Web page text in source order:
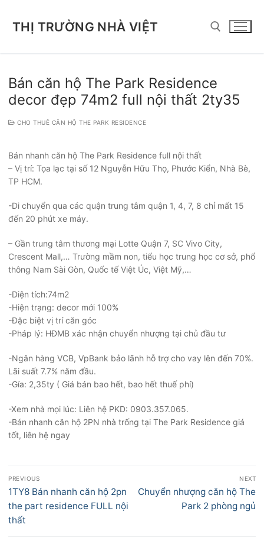
THỊ TRƯỜNG NHÀ VIỆT
Bán căn hộ The Park Residence
decor đẹp 74m2 full nội thất 2ty35
CHO THUÊ CĂN HỘ THE PARK RESIDENCE
Bán nhanh căn hộ The Park Residence full nội thất
– Vị trí: Tọa lạc tại số 12 Nguyễn Hữu Thọ, Phước Kiển, Nhà Bè,
TP HCM.
-Di chuyển qua các quận trung tâm quận 1, 4, 7, 8 chỉ mất 15
đến 20 phút xe máy.
– Gần trung tâm thương mại Lotte Quận 7, SC Vivo City,
Crescent Mall,… Trường mầm non, tiểu học trung học cơ sở, phổ
thông Nam Sài Gòn, Quốc tế Việt Úc, Việt Mỹ,…
-Diện tích:74m2
-Hiện trạng: decor mới 100%
-Đặc biệt vị trí căn góc
-Pháp lý: HĐMB xác nhận chuyển nhượng tại chủ đầu tư
-Ngân hàng VCB, VpBank bảo lãnh hỗ trợ cho vay lên đến 70%.
Lãi suất 7.7% năm đầu.
-Gía: 2,35ty ( Giá bán bao hết, bao hết thuế phí)
-Xem nhà mọi lúc: Liên hệ PKD: 0903.357.065.
-Bán nhanh căn hộ 2PN nhà trống tại The Park Residence giá
tốt, liên hệ ngay
Điều
hướng
bài
viết
PREVIOUS
Previous
post:
1TY8 Bán nhanh căn hộ 2pn
the part residence FULL nội
thất
NEXT
Next
Chuyển nhượng căn hộ The
Park 2 phòng ngủ